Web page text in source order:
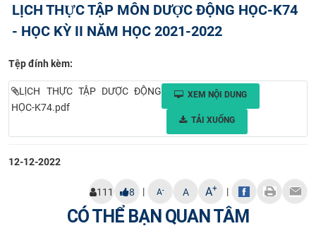
TUYỂN SINH
ĐÀO TẠO
ĐẢM BẢO CHẤT LƯỢNG
KHOA HỌC CÔNG NGHỆ
HTQT
CỰU NGƯỜI HỌC
LỊCH THỰC TẬP MÔN DƯỢC ĐỘNG HỌC-K74
- HỌC KỲ II NĂM HỌC 2021-2022
Tệp đính kèm:
LỊCH THỰC TẬP DƯỢC ĐỘNG
HỌC-K74.pdf
XEM NỘI DUNG
TẢI XUỐNG
12-12-2022
111 8 | A- A A+ |
CÓ THỂ BẠN QUAN TÂM